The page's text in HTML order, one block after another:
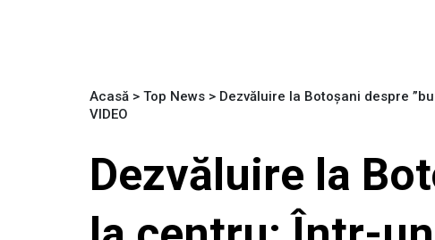
Acasă > Top News > Dezvăluire la Botoșani despre
VIDEO
Dezvăluire la